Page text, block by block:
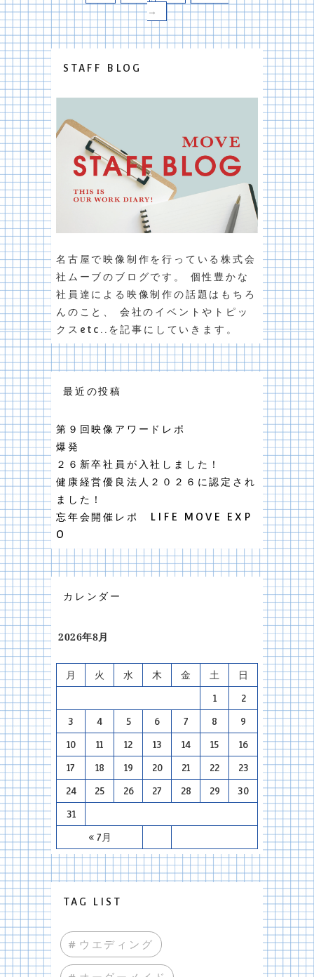
→
STAFF BLOG
名古屋で映像制作を行っている株式会
社ムーブのブログです。 個性豊かな
社員達による映像制作の話題はもちろ
んのこと、 会社のイベントやトピッ
クスetc..を記事にしていきます。
最近の投稿
第９回映像アワードレポ
爆発
２６新卒社員が入社しました！
健康経営優良法人２０２６に認定され
ました！
忘年会開催レポ LIFE MOVE EXP
O
カレンダー
2026年8月
月 火 水 木 金 土 日
« 7月
1 2
3 4 5 6 7 8 9
10 11 12 13 14 15 16
17 18 19 20 21 22 23
24 25 26 27 28 29 30
31
TAG LIST
#ウエディング